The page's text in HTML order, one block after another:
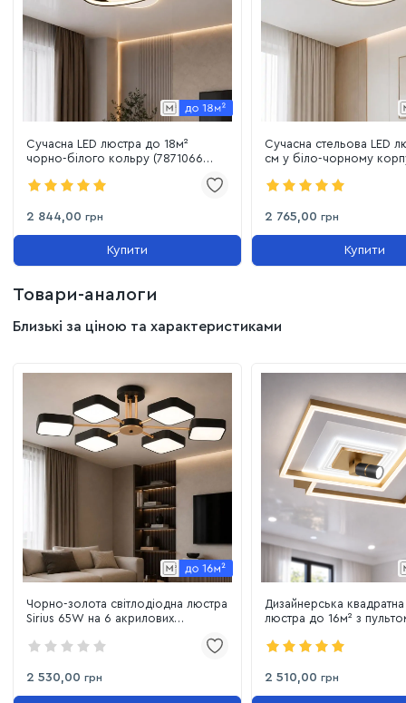
Сучасна LED люстра до 18м²
чорно-білого кольру (7871066
2 844,00 грн
Купити
Сучасна стельова LED
см у біло-чорному
2 765,00 грн
Купити
Товари-аналоги
Близькі за ціною та характеристиками
Чорно-золота світлодіодна люстра
Sirius 65W на 6 акрилових
BK+FGD)
2 530,00 грн
Дизайнерська квадратна
люстра до 16м² з
White
2 510,00 грн